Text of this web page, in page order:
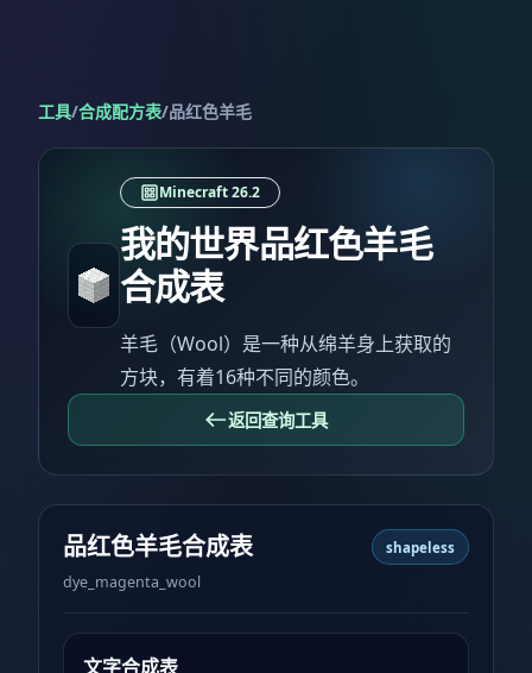
工具/合成配方表/品红色羊毛
Minecraft 26.2
我的世界品红色羊毛
合成表
羊毛（Wool）是一种从绵羊身上获取的
方块，有着16种不同的颜色。
返回查询工具
品红色羊毛合成表
dye_magenta_wool
shapeless
文字合成表